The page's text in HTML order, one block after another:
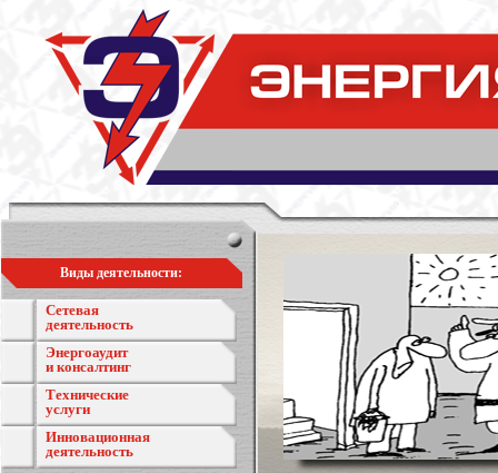
Виды деятельности:
Сетевая
деятельность
Энергоаудит
и консалтинг
Технические
услуги
Инновационная
деятельность